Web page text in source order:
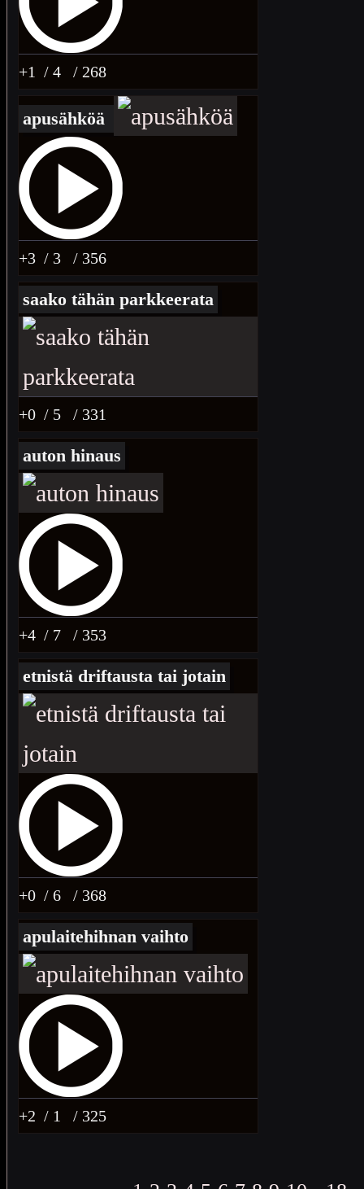
+1 / 4 / 268
apusähköä
+3 / 3 / 356
saako tähän parkkeerata
+0 / 5 / 331
auton hinaus
+4 / 7 / 353
etnistä driftausta tai jotain
+0 / 6 / 368
apulaitehihnan vaihto
+2 / 1 / 325